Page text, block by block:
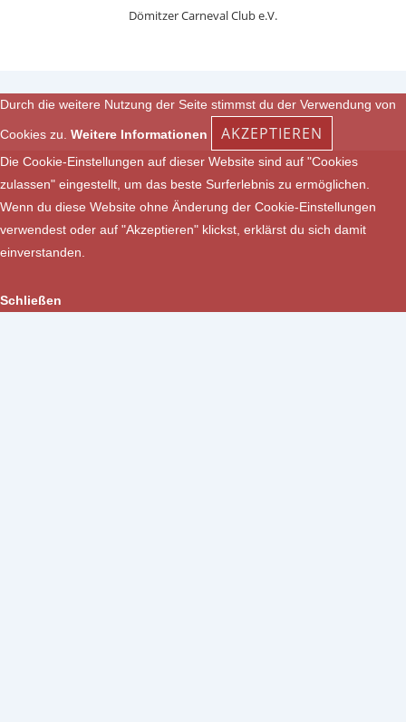
Dömitzer Carneval Club e.V.
Durch die weitere Nutzung der Seite stimmst du der Verwendung von
Cookies zu. Weitere Informationen AKZEPTIEREN
Die Cookie-Einstellungen auf dieser Website sind auf "Cookies
zulassen" eingestellt, um das beste Surferlebnis zu ermöglichen.
Wenn du diese Website ohne Änderung der Cookie-Einstellungen
verwendest oder auf "Akzeptieren" klickst, erklärst du sich damit
einverstanden.
Schließen